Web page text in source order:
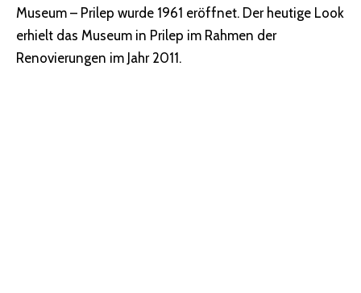
Museum – Prilep wurde 1961 eröffnet. Der heutige Look
erhielt das Museum in Prilep im Rahmen der
Renovierungen im Jahr 2011.